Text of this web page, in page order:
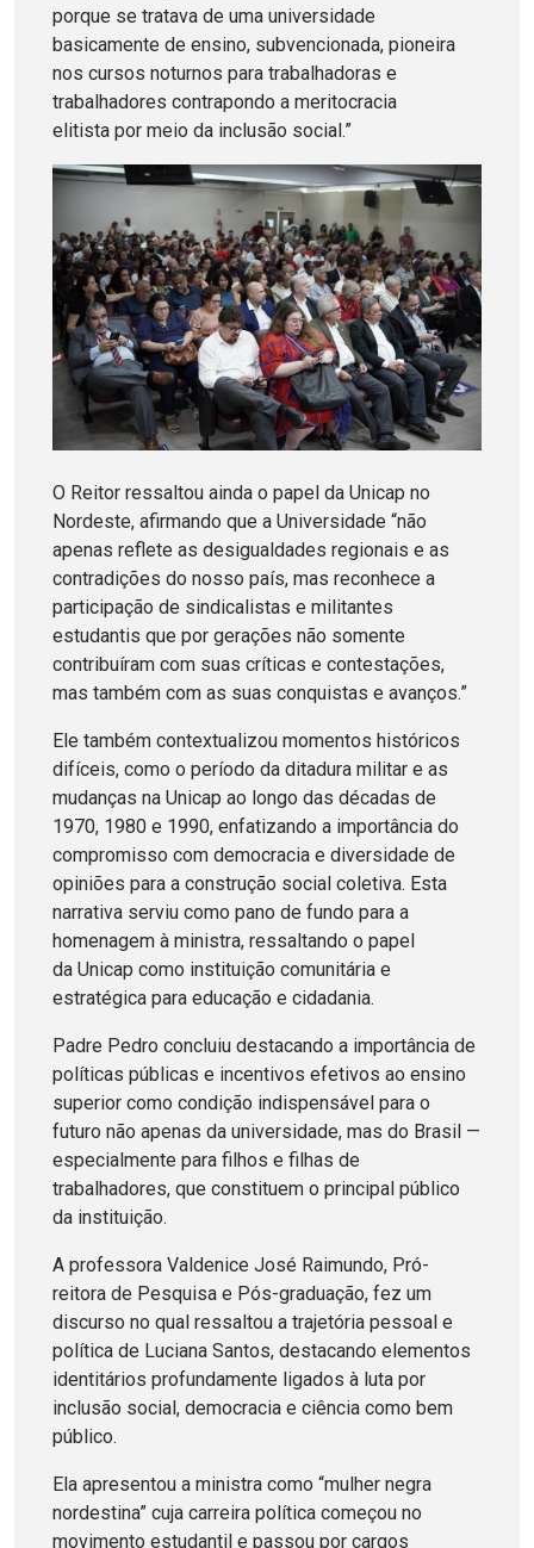
porque se tratava de uma universidade
basicamente de ensino, subvencionada, pioneira
nos cursos noturnos para trabalhadoras e
trabalhadores contrapondo a meritocracia
elitista por meio da inclusão social.”
O Reitor ressaltou ainda o papel da Unicap no
Nordeste, afirmando que a Universidade “não
apenas reflete as desigualdades regionais e as
contradições do nosso país, mas reconhece a
participação de sindicalistas e militantes
estudantis que por gerações não somente
contribuíram com suas críticas e contestações,
mas também com as suas conquistas e avanços.”
Ele também contextualizou momentos históricos
difíceis, como o período da ditadura militar e as
mudanças na Unicap ao longo das décadas de
1970, 1980 e 1990, enfatizando a importância do
compromisso com democracia e diversidade de
opiniões para a construção social coletiva. Esta
narrativa serviu como pano de fundo para a
homenagem à ministra, ressaltando o papel
da Unicap como instituição comunitária e
estratégica para educação e cidadania.
Padre Pedro concluiu destacando a importância de
políticas públicas e incentivos efetivos ao ensino
superior como condição indispensável para o
futuro não apenas da universidade, mas do Brasil —
especialmente para filhos e filhas de
trabalhadores, que constituem o principal público
da instituição.
A professora Valdenice José Raimundo, Pró-
reitora de Pesquisa e Pós-graduação, fez um
discurso no qual ressaltou a trajetória pessoal e
política de Luciana Santos, destacando elementos
identitários profundamente ligados à luta por
inclusão social, democracia e ciência como bem
público.
Ela apresentou a ministra como “mulher negra
nordestina” cuja carreira política começou no
movimento estudantil e passou por cargos